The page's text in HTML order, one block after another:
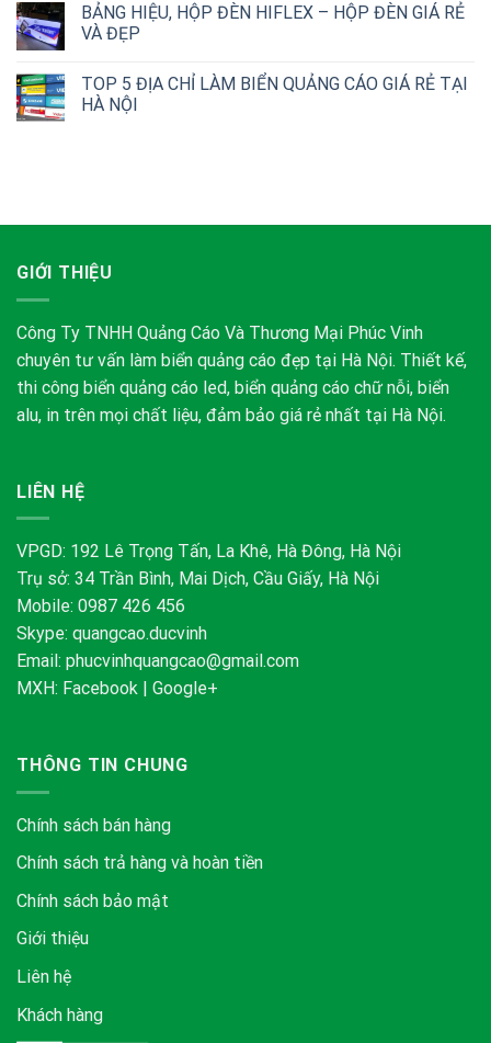
BẢNG HIỆU, HỘP ĐÈN HIFLEX – HỘP ĐÈN GIÁ RẺ
VÀ ĐẸP
TOP 5 ĐỊA CHỈ LÀM BIỂN QUẢNG CÁO GIÁ RẺ TẠI
HÀ NỘI
GIỚI THIỆU
Công Ty TNHH Quảng Cáo Và Thương Mại Phúc Vinh
chuyên tư vấn làm biển quảng cáo đẹp tại Hà Nội. Thiết kế,
thi công biển quảng cáo led, biển quảng cáo chữ nỗi, biển
alu, in trên mọi chất liệu, đảm bảo giá rẻ nhất tại Hà Nội.
LIÊN HỆ
VPGD: 192 Lê Trọng Tấn, La Khê, Hà Đông, Hà Nội
Trụ sở: 34 Trần Bình, Mai Dịch, Cầu Giấy, Hà Nội
Mobile: 0987 426 456
Skype: quangcao.ducvinh
Email: phucvinhquangcao@gmail.com
MXH: Facebook Google+
THÔNG TIN CHUNG
Chính sách bán hàng
Chính sách trả hàng và hoàn tiền
Chính sách bảo mật
Giới thiệu
Liên hệ
Khách hàng